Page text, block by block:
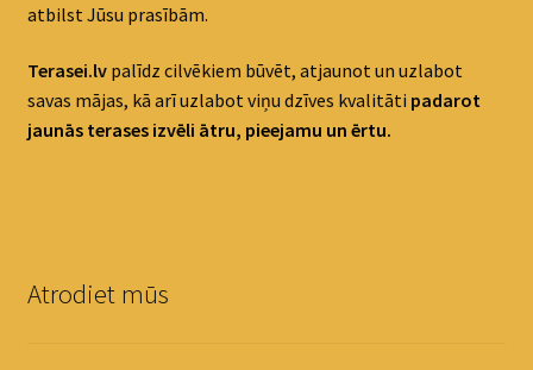
atbilst Jūsu prasībām.
Terasei.lvpalīdz cilvēkiem būvēt, atjaunot un uzlabot
savas mājas, kā arī uzlabot viņu dzīves kvalitāti padarot
jaunās terases izvēli ātru, pieejamu un ērtu.
Atrodiet mūs